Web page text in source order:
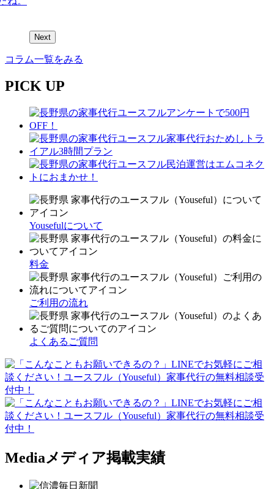
Next
コラム一覧をみる
PICK UP
Yousefulについて
料金
ご利用の流れ
よくあるご質問
Mediaメディア掲載実績